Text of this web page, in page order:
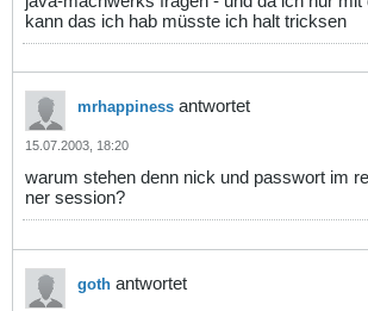
kann das ich hab müsste ich halt tricksen
mrhappiness antwortet
15.07.2003, 18:20
warum stehen denn nick und passwort im
ner session?
goth antwortet